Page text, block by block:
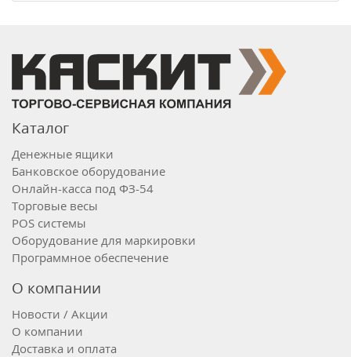
Каталог
Денежные ящики
Банковское оборудование
Онлайн-касса под ФЗ-54
Торговые весы
POS системы
Оборудование для маркировки
Программное обеспечение
О компании
Новости / Акции
О компании
Доставка и оплата